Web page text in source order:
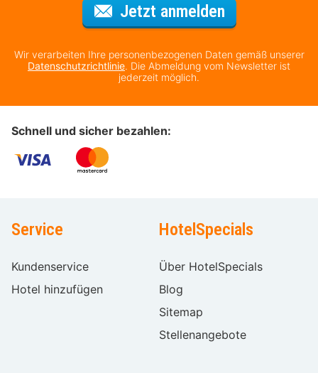
Jetzt anmeldenFür den
Wir verarbeiten Ihre personenbezogenen Daten gemäß unserer
Datenschutzrichtlinie. Die Abmeldung vom Newsletter ist
jederzeit möglich.
Schnell und sicher bezahlen:
Service
Kundenservice
Hotel hinzufügen
HotelSpecials
Über HotelSpecials
Blog
Sitemap
Stellenangebote